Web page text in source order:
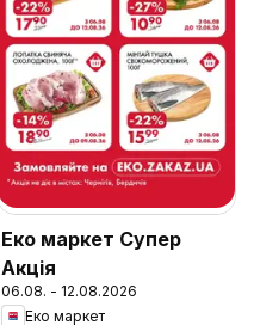
Еко маркет Супер
Акція
06.08. - 12.08.2026
Еко маркет